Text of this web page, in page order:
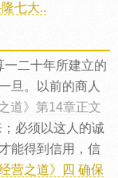
七大..
一二十年所建立的
旦。以前的商人
道》第14章正文
必须以这人的诚
能得到信用，信
营之道》四 确保